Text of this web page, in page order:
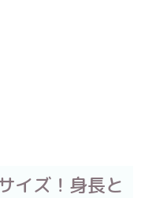
イズ！身長と